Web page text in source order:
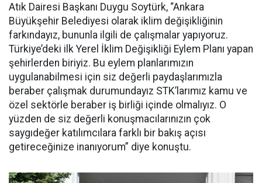
Atık Dairesi Başkanı Duygu Soytürk, “Ankara
Büyükşehir Belediyesi olarak iklim değişikliğinin
farkındayız, bununla ilgili de çalışmalar yapıyoruz.
Türkiye’deki ilk Yerel İklim Değişikliği Eylem Planı yapan
şehirlerden biriyiz. Bu eylem planlarımızın
uygulanabilmesi için siz değerli paydaşlarımızla
beraber çalışmak durumundayız STK’larımız kamu ve
özel sektörle beraber iş birliği içinde olmalıyız. O
yüzden de siz değerli konuşmacılarınızın çok
saygıdeğer katılımcılara farklı bir bakış açısı
getireceğinize inanıyorum” diye konuştu.